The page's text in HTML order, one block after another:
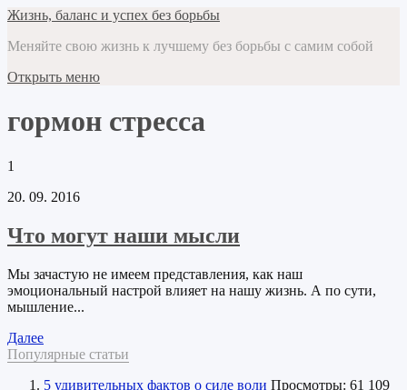
Жизнь, баланс и успех без борьбы
Меняйте свою жизнь к лучшему без борьбы с самим собой
Открыть меню
гормон стресса
1
20. 09. 2016
Что могут наши мысли
Мы зачастую не имеем представления, как наш
эмоциональный настрой влияет на нашу жизнь. А по сути,
мышление...
Далее
Популярные статьи
5 удивительных фактов о силе воли Просмотры: 61 109